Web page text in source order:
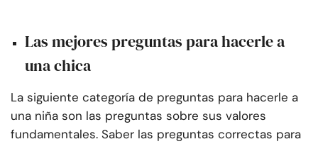
Las mejores preguntas para hacerle a
una chica
La siguiente categoría de preguntas para hacerle a
una niña son las preguntas sobre sus valores
fundamentales. Saber las preguntas correctas para